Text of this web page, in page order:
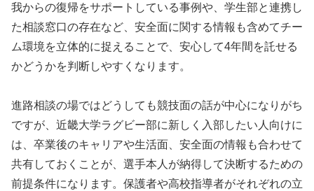
我からの復帰をサポートしている事例や、学生部と連携し
た相談窓口の存在など、安全面に関する情報も含めてチー
ム環境を立体的に捉えることで、安心して4年間を託せる
かどうかを判断しやすくなります。
進路相談の場ではどうしても競技面の話が中心になりがち
ですが、近畿大学ラグビー部に新しく入部したい人向けに
は、卒業後のキャリアや生活面、安全面の情報も合わせて
共有しておくことが、選手本人が納得して決断するための
前提条件になります。保護者や高校指導者がそれぞれの立